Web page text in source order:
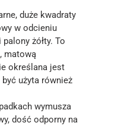
duże kwadraty
w odcieniu
żółty. To
matową
określana jest
użyta również
wymusza
dość odporny na